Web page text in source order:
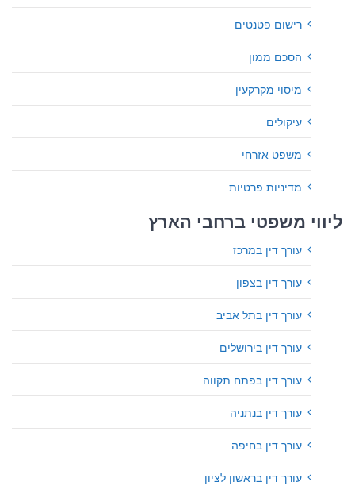
רישום פטנטים
הסכם ממון
מיסוי מקרקעין
עיקולים
משפט אזרחי
מדיניות פרטיות
ליווי משפטי ברחבי הארץ
עורך דין במרכז
עורך דין בצפון
עורך דין בתל אביב
עורך דין בירושלים
עורך דין בפתח תקווה
עורך דין בנתניה
עורך דין בחיפה
עורך דין בראשון לציון